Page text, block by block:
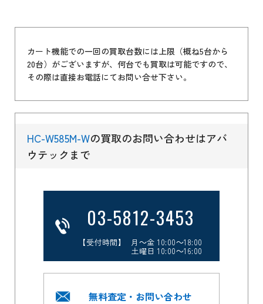
カート機能での一回の買取台数には上限（概ね5台から
20台）がございますが、何台でも買取は可能ですので、
その際は直接お電話にてお問い合せ下さい。
HC-W585M-Wの買取のお問い合わせはアバ
ウテックまで
03-5812-3453
【受付時間】 月～金 10:00～18:00
土曜日 10:00～16:00
無料査定・お問い合わせ